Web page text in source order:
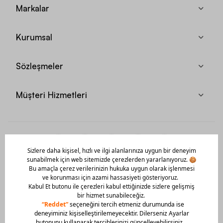
Özellikle yeni sezon Nike çanta modelleri, geniş iç hacimleri ve
Nike ürünleri denize giderken, havuzda, doğada ya da spor
salonlarında rahatlıkla kullanılabiliyor. Gerek outdoor gerekse
karakterinizi ortaya çıkarırken size unutulmazlar arasında yer
alma şansı tanıyor. Başarılı marka, yeni sezon ürünleri ile özel
Gerçek potansiyelinizi keşfederek zirveye ulaşmanızı sağlayan
en kaliteli yeni sezon Nike modelleri aşağıdaki gibidir:
Nike Team Hustle D 9 (GS) Spor Ayakkabı
Nike Vista Lite Kadın Spor Ayakkabı
Nike Air Max 270 React Kadın Spor Ayakkabı
Nike Air Zoom Structure 22 Running Kadın Spor Ayakkabı
Markalar
Kurumsal
Sözleşmeler
Müşteri Hizmetleri
Mobil Uygulamamızı Hemen İndir!